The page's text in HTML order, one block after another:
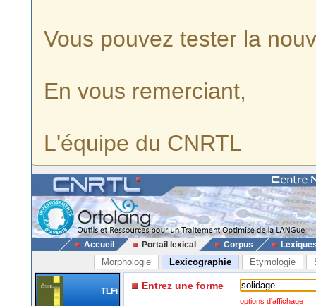
Vous pouvez tester la
En vous remerciant,
L'équipe du CNRTL
Accueil Portail lexical Corpus
Morphologie Lexicographie Etymologie
TLFi Entrez une forme
options d'affichage